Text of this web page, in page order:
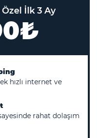
İlk 3 Ay
hızlı internet ve
rahat dolaşım